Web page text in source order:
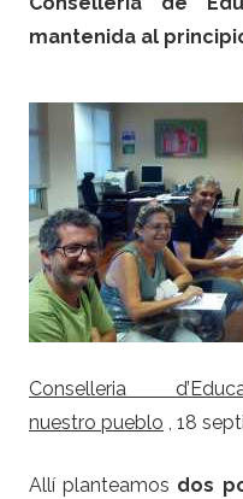
mantenida al
Conselleria
nuestro pueblo , 18
Allí planteamos dos